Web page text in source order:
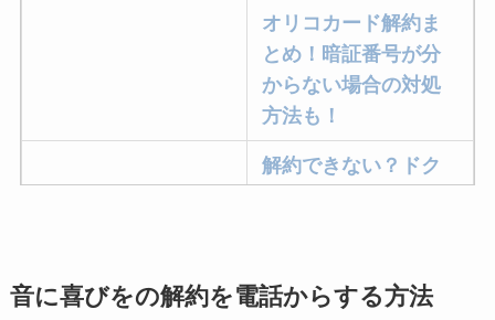
オリコカード解約ま
とめ！暗証番号が分
からない場合の対処
方法も！
解約できない？ドク
解約方法まとめ！契
音に喜びをの解約を電話からする方法